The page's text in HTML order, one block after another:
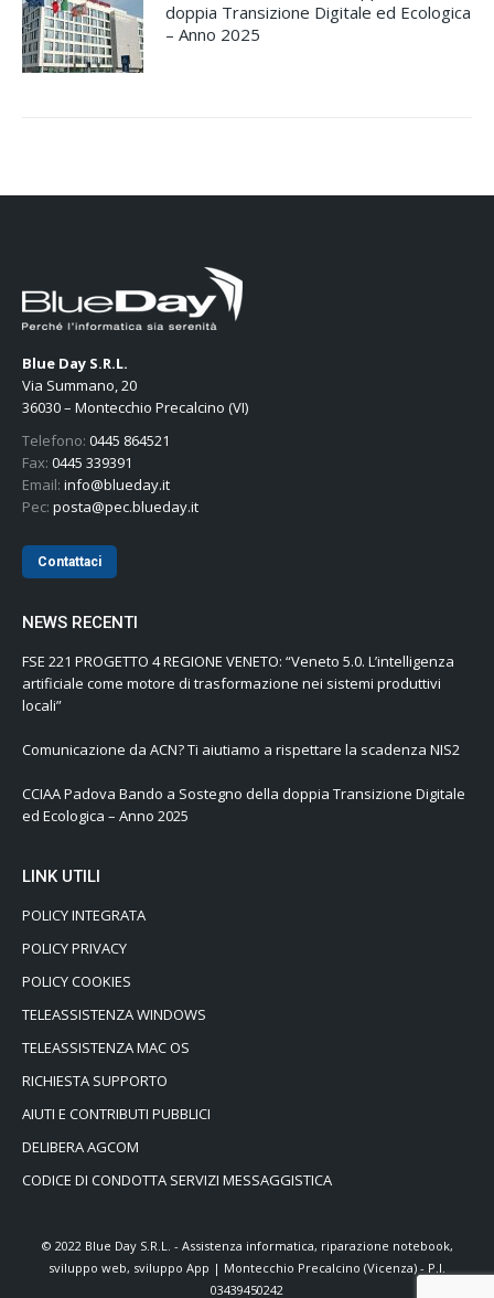
doppia Transizione Digitale ed Ecologica
– Anno 2025
Blue Day S.R.L.
Via Summano, 20
36030 – Montecchio Precalcino (VI)
Telefono: 0445 864521
Fax: 0445 339391
Email: info@blueday.it
Pec: posta@pec.blueday.it
Contattaci
NEWS RECENTI
FSE 221 PROGETTO 4 REGIONE VENETO: “Veneto 5.0. L’intelligenza
artificiale come motore di trasformazione nei sistemi produttivi
locali”
Comunicazione da ACN? Ti aiutiamo a rispettare la scadenza NIS2
CCIAA Padova Bando a Sostegno della doppia Transizione Digitale
ed Ecologica – Anno 2025
LINK UTILI
POLICY INTEGRATA
POLICY PRIVACY
POLICY COOKIES
TELEASSISTENZA WINDOWS
TELEASSISTENZA MAC OS
RICHIESTA SUPPORTO
AIUTI E CONTRIBUTI PUBBLICI
DELIBERA AGCOM
CODICE DI CONDOTTA SERVIZI MESSAGGISTICA
© 2022 Blue Day S.R.L. - Assistenza informatica, riparazione notebook,
sviluppo web, sviluppo App | Montecchio Precalcino (Vicenza) - P.I.
03439450242